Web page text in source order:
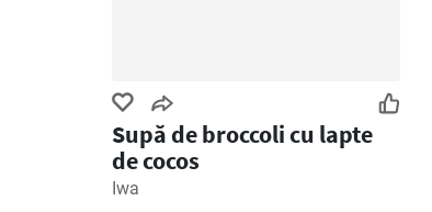
Supă de broccoli cu lapte
de cocos
Iwa